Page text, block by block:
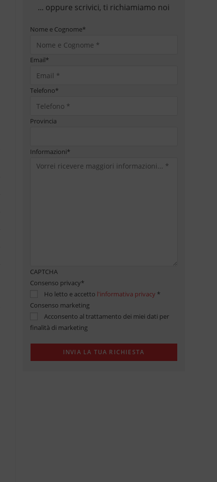
... oppure scrivici, ti richiamiamo noi
Nome e Cognome*
Email*
Telefono*
Provincia
Informazioni*
CAPTCHA
Consenso privacy*
Ho letto e accetto l'informativa privacy *
Consenso marketing
Acconsento al trattamento dei miei dati per
finalità di marketing